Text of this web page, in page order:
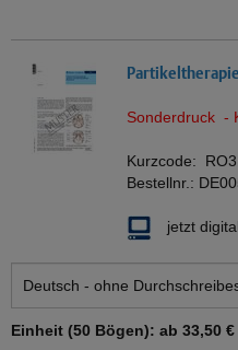
Sonderdruck -
Kurzcode:
Bestellnr.:
jetzt
Einheit (50 Bögen): ab 33,50 €